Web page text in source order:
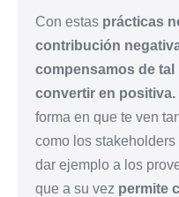
Con estas prácticas
contribución
compensamos de
convertir en positiva.
forma en que te ven
como los
dar ejemplo a los
que a su vez permite